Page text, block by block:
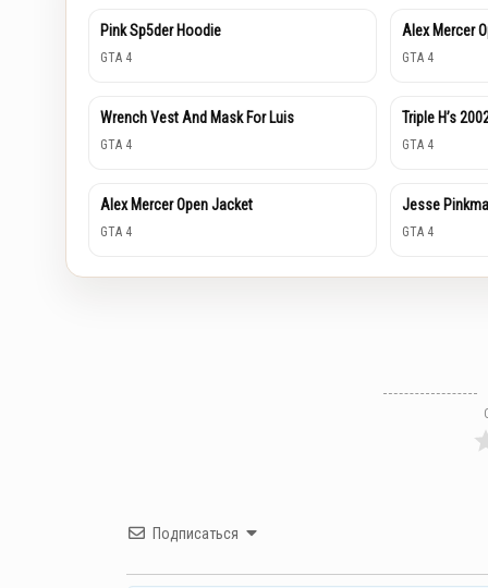
Pink Sp5der Hoodie
GTA 4
Alex Mercer
GTA 4
Wrench Vest And Mask For Luis
GTA 4
Triple H’s
GTA 4
Alex Mercer Open Jacket
GTA 4
Jesse
GTA 4
Подписаться